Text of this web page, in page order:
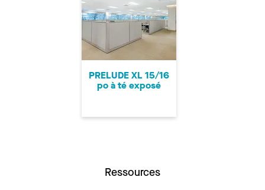
PRELUDE XL 15/16
po à té exposé
Ressources